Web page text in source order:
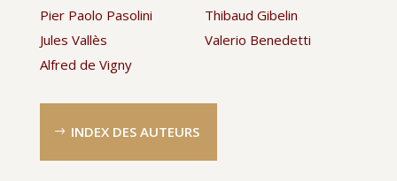
Pier Paolo Pasolini
Jules Vallès
Alfred de Vigny
Thibaud Gibelin
Valerio Benedetti
INDEX DES AUTEURS